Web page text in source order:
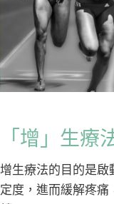
「增」生療
增生療法的目的是啟
定度，進而緩解疼痛